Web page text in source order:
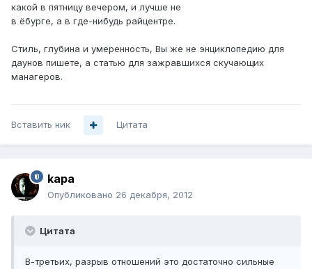
какой в пятницу вечером, и лучше не
в ёбурге, а в где-нибудь райцентре.
Стиль, глубина и умеренность, Вы же не энциклопедию для
даунов пишете, а статью для зажравшихся скучающих
манагеров.
Вставить ник Цитата
kapa
Опубликовано 26 декабря, 2012
Цитата
В-третьих, разрыв отношений это достаточно сильные